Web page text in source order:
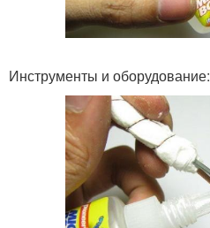
Инструменты и оборудование: